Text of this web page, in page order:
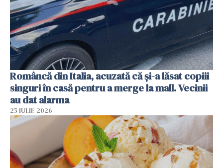
Româncă din Italia, acuzată că și-a lăsat copiii
singuri în casă pentru a merge la mall. Vecinii
au dat alarma
25 IULIE 2026